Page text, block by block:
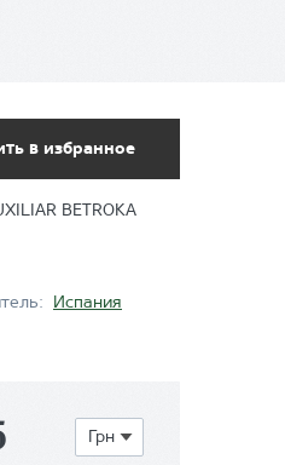
в избранное
BETROKA
Испания
Грн